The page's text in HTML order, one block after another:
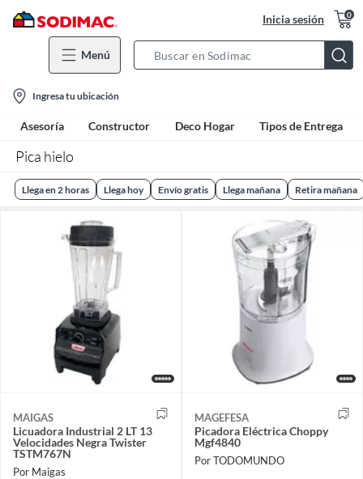
Inicia sesión 0
Menú
Bar
location-
icon
Ingresa tu ubicación
Asesoría Constructor Deco Hogar Tipos de Entrega
Pica hielo
Llega en 2 horas Llega hoy Envío gratis Llega mañana Retira mañana
MAIGAS
Licuadora Industrial 2 LT 13
Velocidades Negra Twister
TSTM767N
Por Maigas
MAGEFESA
Picadora Eléctrica Choppy
Mgf4840
Por TODOMUNDO